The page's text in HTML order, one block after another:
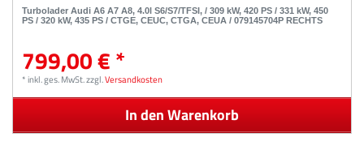
Turbolader Audi A6 A7 A8, 4.0l S6/S7/TFSI, / 309 kW, 420 PS / 331 kW, 450
PS / 320 kW, 435 PS / CTGE, CEUC, CTGA, CEUA / 079145704P RECHTS
799,00 € *
*inkl. ges. MwSt.zzgl.Versandkosten
In den Warenkorb